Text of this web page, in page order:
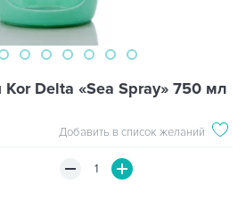
Delta «Sea Spray» 750 мл
Добавить в список желаний